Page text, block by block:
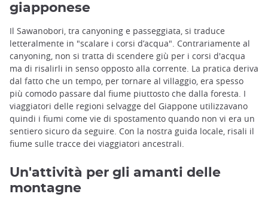
giapponese
Il Sawanobori, tra canyoning e passeggiata, si traduce
letteralmente in "scalare i corsi d’acqua". Contrariamente al
canyoning, non si tratta di scendere giù per i corsi d'acqua
ma di risalirli in senso opposto alla corrente. La pratica deriva
dal fatto che un tempo, per tornare al villaggio, era spesso
più comodo passare dal fiume piuttosto che dalla foresta. I
viaggiatori delle regioni selvagge del Giappone utilizzavano
quindi i fiumi come vie di spostamento quando non vi era un
sentiero sicuro da seguire. Con la nostra guida locale, risali il
fiume sulle tracce dei viaggiatori ancestrali.
Un'attività per gli amanti delle
montagne